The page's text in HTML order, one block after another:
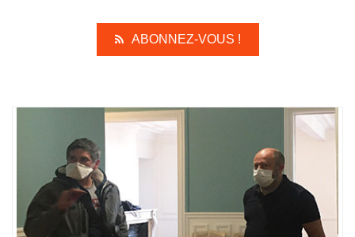
ABONNEZ-VOUS !